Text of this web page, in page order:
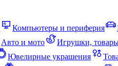
Компьютеры и периферия
Авто и мото Игрушки,
Ювелирные украшения